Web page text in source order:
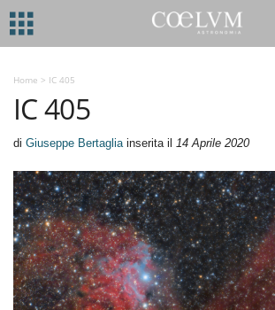
Home > IC 405
IC 405
di Giuseppe Bertagliainserita il 14 Aprile 2020